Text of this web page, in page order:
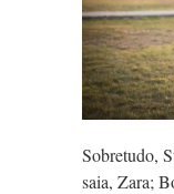
Sobretudo,
saia, Zara;